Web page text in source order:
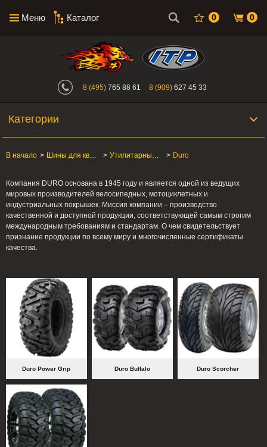
Меню Каталог 0 0
Интернет-магазин "Поросенок".
8 (495) 765 88 61 8 (909) 627 45 33
Категории
В начало > Шины для квадроцикла > Утилитарные ATV/SxS > Duro
Компания DURO основана в 1945 году и является одной из ведущих
мировых производителей велосипедных, мотоциклетных и
индустриальных покрышек. Миссия компании – производство
качественной и доступной продукции, соответствующей самым строгим
международным требованиям и стандартам. О чем свидетельствует
признание продукции по всему миру и многочисленные сертификаты
качества.
Duro Power Grip Duro Buffalo Duro Scorcher